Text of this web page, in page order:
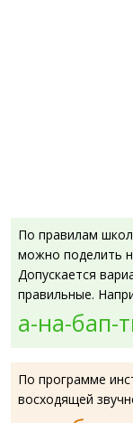
По правилам
можно поделить
Допускается
правильные.
а-на-бап-
По программе
восходящей